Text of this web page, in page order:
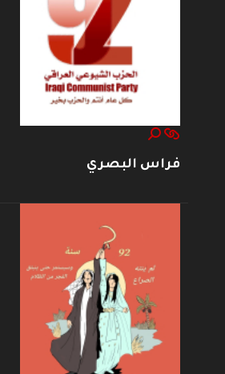
فراس البصري